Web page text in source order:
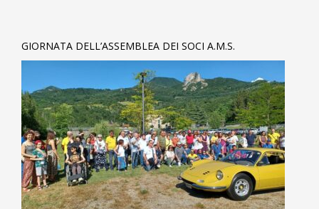
GIORNATA DELL’ASSEMBLEA DEI SOCI A.M.S.